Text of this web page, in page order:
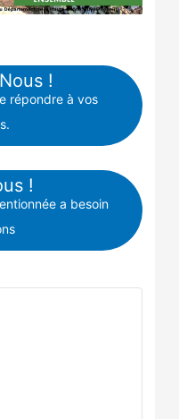
!
répondre à vos
!
a besoin